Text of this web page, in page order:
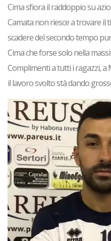
Cima sfiora il raddoppio su
Camata non riesce a trovare il
scadere del secondo tempo
Cima che forse solo nella
Complimenti a tutti i ragazzi, a
il lavoro svolto stà dando